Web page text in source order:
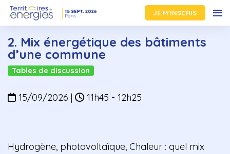
JE M'INSCRIS
2. Mix énergétique des bâtiments
d’une commune
Tables de discussion
15/09/2026 | 11h45 - 12h25
Hydrogène, photovoltaïque, Chaleur : quel mix